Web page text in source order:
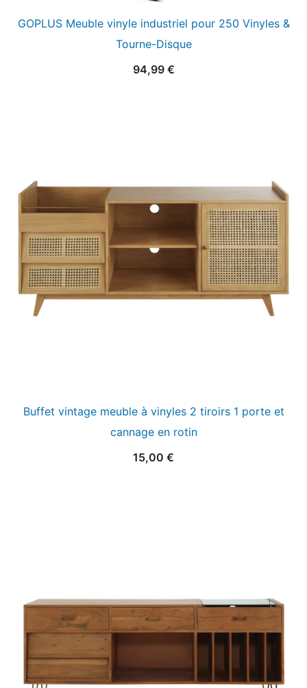
GOPLUS Meuble vinyle industriel pour 250 Vinyles &
Tourne-Disque
94,99 €
Buffet vintage meuble à vinyles 2 tiroirs 1 porte et
cannage en rotin
15,00 €